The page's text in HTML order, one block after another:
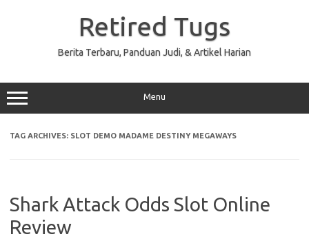
Retired Tugs
Berita Terbaru, Panduan Judi, & Artikel Harian
Menu
TAG ARCHIVES: SLOT DEMO MADAME DESTINY MEGAWAYS
Shark Attack Odds Slot Online
Review